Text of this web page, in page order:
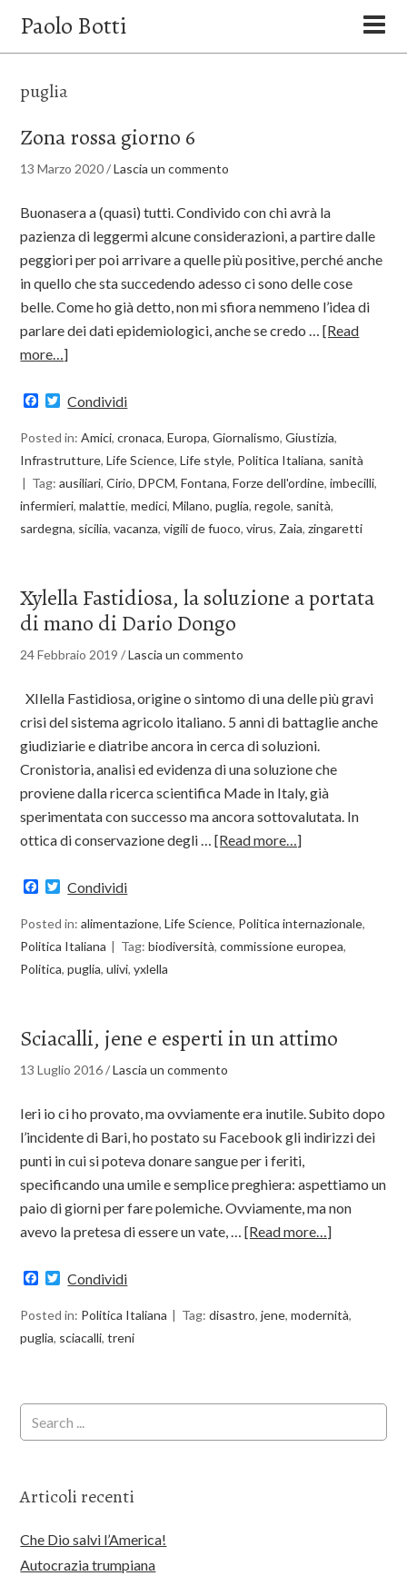
Paolo Botti
puglia
Zona rossa giorno 6
13 Marzo 2020/Lascia un commento
Buonasera a (quasi) tutti. Condivido con chi avrà la
pazienza di leggermi alcune considerazioni, a partire dalle
peggiori per poi arrivare a quelle più positive, perché anche
in quello che sta succedendo adesso ci sono delle cose
belle. Come ho già detto, non mi sfiora nemmeno l’idea di
parlare dei dati epidemiologici, anche se credo …[Read
more…]
Facebook
Twitter
Condividi
Posted in:Amici,cronaca,Europa,Giornalismo,Giustizia,
Infrastrutture,Life Science,Life style, Politica Italiana, sanità
Tag:ausiliari,Cirio,DPCM,Fontana,Forze dell'ordine,imbecilli,
infermieri,malattie,medici,Milano,puglia,regole, sanità,
sardegna, sicilia,vacanza,vigili de fuoco,virus, Zaia,zingaretti
Xylella Fastidiosa, la soluzione a portata
di mano di Dario Dongo
24 Febbraio 2019 /Lascia un commento
XIlella Fastidiosa, origine o sintomo di una delle più gravi
crisi del sistema agricolo italiano. 5 anni di battaglie anche
giudiziarie e diatribe ancora in cerca di soluzioni.
Cronistoria, analisi ed evidenza di una soluzione che
proviene dalla ricerca scientifica Made in Italy, già
sperimentata con successo ma ancora sottovalutata. In
ottica di conservazione degli …[Read more…]
Facebook
Twitter
Condividi
Posted in:alimentazione,Life Science, Politica internazionale,
Politica Italiana
Tag:biodiversità,commissione europea,
Politica,puglia,ulivi,yxlella
Sciacalli, jene e esperti in un attimo
13 Luglio 2016/Lascia un commento
Ieri io ci ho provato, ma ovviamente era inutile. Subito dopo
l’incidente di Bari, ho postato su Facebook gli indirizzi dei
punti in cui si poteva donare sangue per i feriti,
specificando una umile e semplice preghiera: aspettiamo un
paio di giorni per fare polemiche. Ovviamente, ma non
avevo la pretesa di essere un vate, …[Read more…]
Facebook
Twitter
Condividi
Posted in: Politica Italiana Tag:disastro,jene,modernità,
puglia, sciacalli,treni
Articoli recenti
Che Dio salvi l’America!
Autocrazia trumpiana